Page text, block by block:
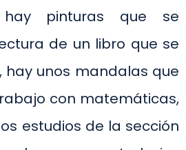
hay pinturas que se
de un libro que se
hay unos mandalas que
con matemáticas,
estudios de la sección